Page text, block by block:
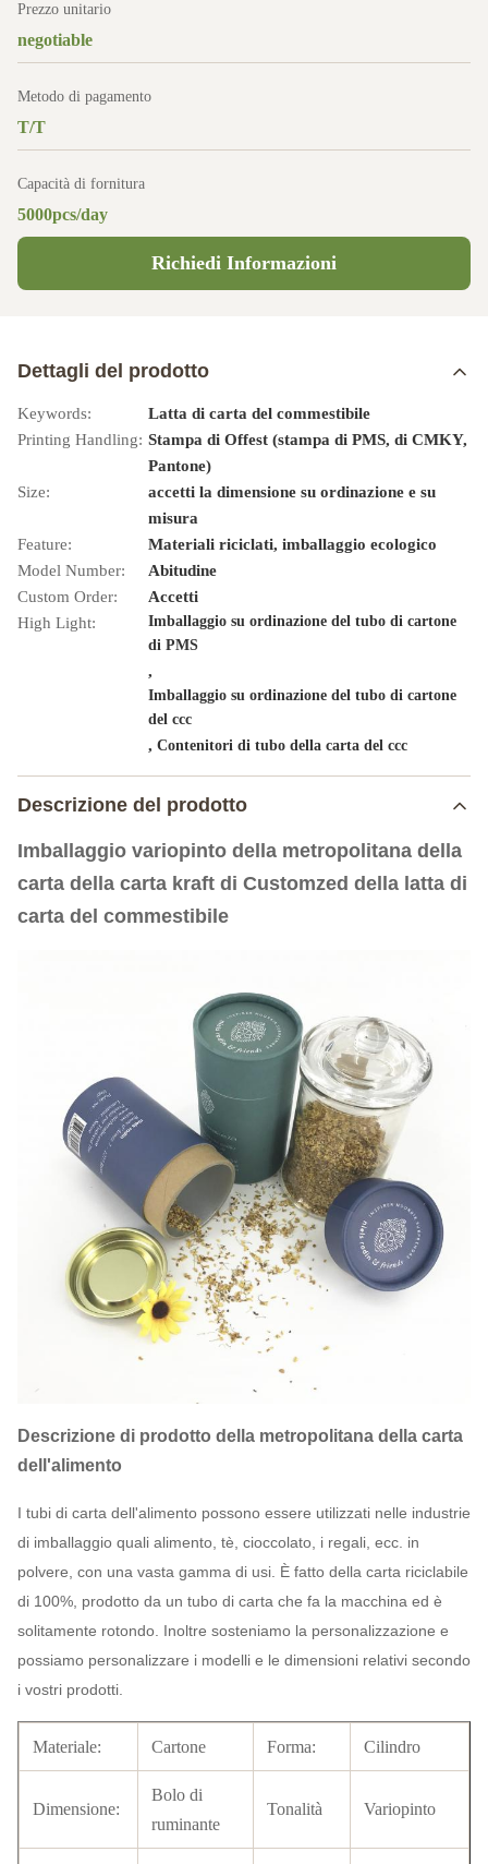
Prezzo unitario
negotiable
Metodo di pagamento
T/T
Capacità di fornitura
5000pcs/day
Richiedi Informazioni
Dettagli del prodotto
Keywords:
Latta di carta del commestibile
Printing Handling: Stampa di Offest (stampa di PMS, di CMKY,
Pantone)
Size:
accetti la dimensione su ordinazione e su
misura
Feature:
Materiali riciclati, imballaggio ecologico
Model Number:
Abitudine
Custom Order:
Accetti
High Light:
Imballaggio su ordinazione del tubo di cartone
di PMS
,
Imballaggio su ordinazione del tubo di cartone
del ccc
, Contenitori di tubo della carta del ccc
Descrizione del prodotto
Imballaggio variopinto della metropolitana della
carta della carta kraft di Customzed della latta di
carta del commestibile
Descrizione di prodotto della metropolitana della carta
dell'alimento
I tubi di carta dell'alimento possono essere utilizzati nelle industrie
di imballaggio quali alimento, tè, cioccolato, i regali, ecc. in
polvere, con una vasta gamma di usi. È fatto della carta riciclabile
di 100%, prodotto da un tubo di carta che fa la macchina ed è
solitamente rotondo. Inoltre sosteniamo la personalizzazione e
possiamo personalizzare i modelli e le dimensioni relativi secondo
i vostri prodotti.
Materiale: Cartone Forma: Cilindro
Dimensione:
Bolo di
ruminante
Tonalità Variopinto